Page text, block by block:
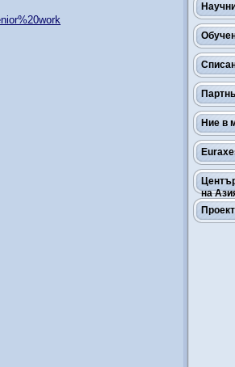
Ние в
на